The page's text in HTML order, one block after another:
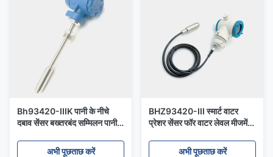
Bh93420-IIIK पानी के नीचे
दबाव सेंसर बख्तरबंद सम्मिलन पानी
अभी पूछताछ करें
BHZ93420-III स्मार्ट वाटर
प्रेशर सेंसर फॉर वाटर लेवल मीजमेंट
अभी पूछताछ करें